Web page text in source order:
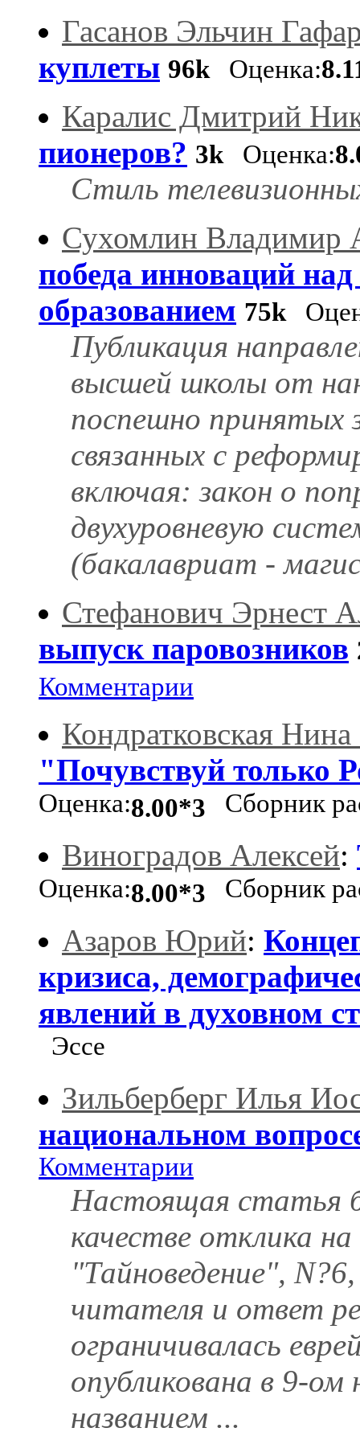
Гасанов Эльчин
куплеты 96k Оценка:
Каралис Дмитрий
пионеров? 3k Оценка:
Стиль
Сухомлин Владимир
победа инноваций
образованием 75k
Публикация
высшей школы от
поспешно принятых
связанных с
включая: закон о
двухуровневую
(бакалавриат -
Стефанович Эрнест
выпуск паровозников
Комментарии
Кондратковская Нина
"Почувствуй только
Оценка:8.00*3
Сборник
Виноградов Алексей:
Оценка:8.00*3
Сборник
Азаров Юрий:
кризиса,
явлений в духовном
Эссе
Зильберберг Илья
национальном
Комментарии
Настоящая статья
качестве отклика
"Тайноведение",
читателя и ответ
ограничивалась
опубликована в 9-
названием ...